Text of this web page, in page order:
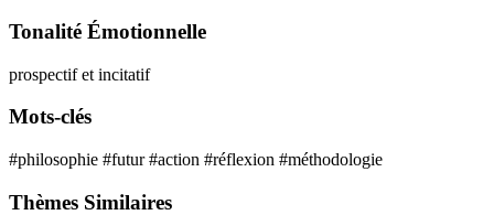
Tonalité Émotionnelle
prospectif et incitatif
Mots-clés
#philosophie #futur#action #réflexion #méthodologie
Thèmes Similaires